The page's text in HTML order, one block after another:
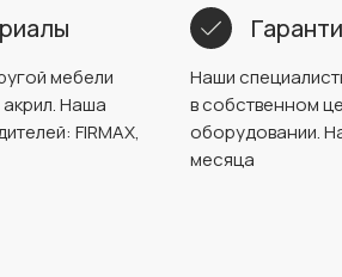
мебели
Наша
FIRMAX,
Наши
в собственном
оборудовании.
месяца